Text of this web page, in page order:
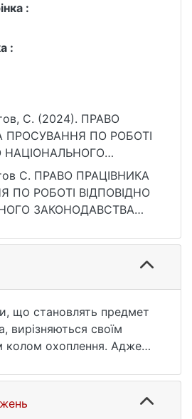
:
:
С. (2024). ПРАВО
ПРОСУВАННЯ ПО РОБОТІ
НАЦІОНАЛЬНОГО
ПРО ПРАЦЮ. Bulletin of
National University of
127(1), 17–20.
3
С. ПРАВО ПРАЦІВНИКА
ПО РОБОТІ ВІДПОВІДНО
ЗАКОНОДАВСТВА
of Kyiv. Legal Studies.
С. 17—20. DOI:
2024/1.127-3 (дата
що становлять предмет
вирізняються своїм
колом охоплення. Адже
існують відносини,
професійним